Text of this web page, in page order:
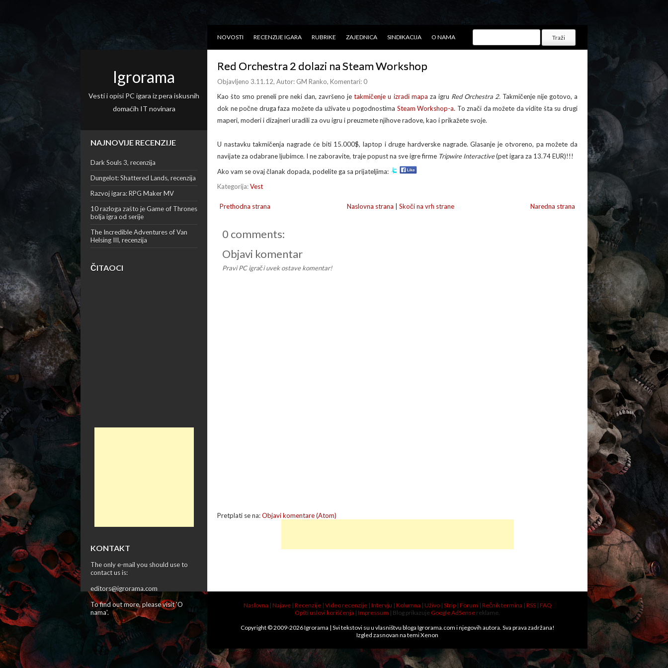
NOVOSTI RECENZIJE IGARA RUBRIKE ZAJEDNICA SINDIKACIJA O NAMA
Igrorama
Vesti i opisi PC igara iz pera iskusnih
domaćih IT novinara
NAJNOVIJE RECENZIJE
Dark Souls 3, recenzija
Dungelot: Shattered Lands, recenzija
Razvoj igara: RPG Maker MV
10 razloga zašto je Game of Thrones
bolja igra od serije
The Incredible Adventures of Van
Helsing III, recenzija
ČITAOCI
KONTAKT
The only e-mail you should use to
contact us is:
editors@igrorama.com
To find out more, please visit 'O
nama'.
Red Orchestra 2 dolazi na Steam Workshop
Objavljeno 3.11.12, Autor: GM Ranko, Komentari: 0
Kao što smo preneli pre neki dan, završeno je takmičenje u izradi mapa za igru Red Orchestra 2.Takmičenje nije gotovo, a
dok ne počne druga faza možete da uživate u pogodnostima Steam Workshop-a. To znači da možete da vidite šta su drugi
maperi, moderi i dizajneri uradili za ovu igru i preuzmete njihove radove, kao i prikažete svoje.
U nastavku takmičenja nagrade će biti 15.000$, laptop i druge hardverske nagrade. Glasanje je otvoreno, pa možete da
navijate za odabrane ljubimce. I ne zaboravite, traje popust na sve igre firme Tripwire Interactive(pet igara za 13.74 EUR)!!!
Ako vam se ovaj članak dopada, podelite ga sa prijateljima:
Kategorija:Vest
Naredna strana
Prethodna strana Naslovna strana Skoči na vrh strane
0 comments:
Objavi komentar
Pravi PC igrači uvek ostave komentar!
Pretplati se na:Objavi komentare (Atom)
Naslovna | Najave| Recenzije| Video recenzije| Intervju | Kolumna | Uživo| Strip| Forum | Rečnik termina | RSS| FAQ
Opšti uslovi korišćenja | Impressum | Blog prikazuje Google AdSense reklame.
Copyright © 2009-2026Igrorama | Svi tekstovi su u vlasništvu bloga Igrorama.com i njegovih autora. Sva prava zadržana!
Izgled zasnovan na temiXenon